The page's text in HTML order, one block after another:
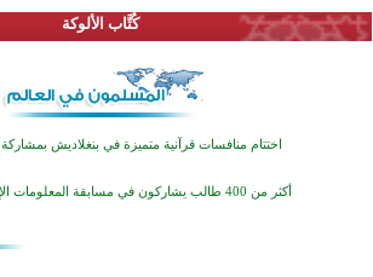
كُتَّاب الألوكة
اختتام منافسات قرآنية متميزة في بنغلاديش بمشاركة 3000 متسابق
أكثر من 400 طالب يشاركون في مسابقة المعلومات الإسلامية بأستراليا